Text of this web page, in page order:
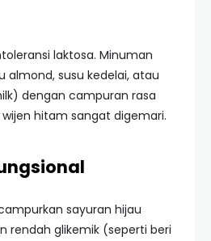
laktosa. Minuman
almond, susu kedelai, atau
dengan campuran rasa
hitam sangat digemari.
sayuran hijau
rendah glikemik (seperti beri